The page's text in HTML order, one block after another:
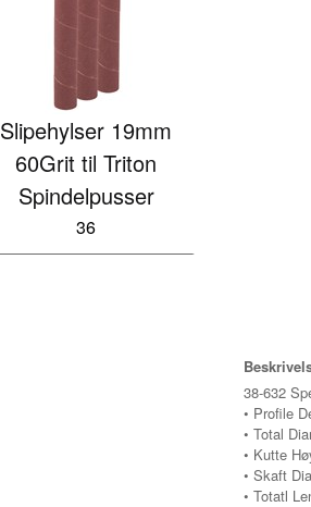
Slipehylser 19mm
60Grit til Triton
Spindelpusser
36
38-632
• Profile
• Total
• Kutte
• Skaft
• Totatl